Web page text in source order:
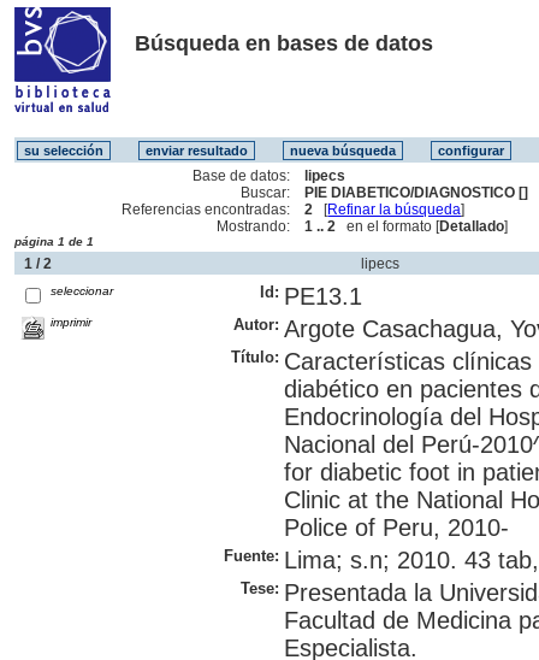
Búsqueda en bases de datos
Base de datos:
lipecs
Buscar:
PIE DIABETICO/DIAGNOSTICO []
Referencias encontradas:
2 [Refinar la búsqueda]
Mostrando:
1 .. 2 en el formato [Detallado]
página 1 de 1
1 / 2 lipecs
seleccionar
imprimir
Id: PE13.1
Autor: Argote Casachagua,
Título: Características
diabético en pacientes
Endocrinología del
Nacional del Perú-
for diabetic foot in
Clinic at the National
Police of Peru, 2010-
Fuente: Lima; s.n; 2010. 43
Tese: Presentada la
Facultad de Medicina
Especialista.